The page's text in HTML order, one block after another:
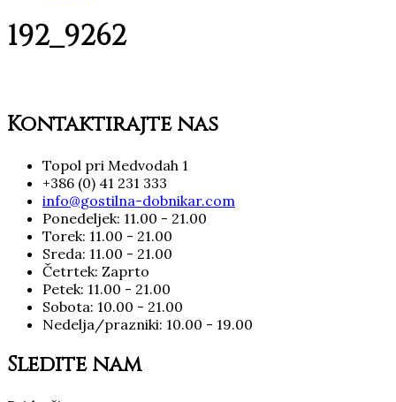
192_9262
Kontaktirajte nas
Topol pri Medvodah 1
+386 (0) 41 231 333
info@gostilna-dobnikar.com
Ponedeljek: 11.00 - 21.00
Torek: 11.00 - 21.00
Sreda: 11.00 - 21.00
Četrtek: Zaprto
Petek: 11.00 - 21.00
Sobota: 10.00 - 21.00
Nedelja/prazniki: 10.00 - 19.00
Sledite nam